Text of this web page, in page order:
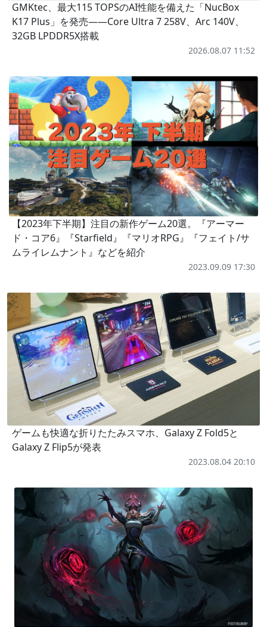
GMKtec、最大115 TOPSのAI性能を備えた「NucBox
K17 Plus」を発売――Core Ultra 7 258V、Arc 140V、
32GB LPDDR5X搭載
2026.08.07 11:52
【2023年下半期】注目の新作ゲーム20選。『アーマー
ド・コア6』『Starfield』『マリオRPG』『フェイト/サ
ムライレムナント』などを紹介
2023.09.09 17:30
ゲームも快適な折りたたみスマホ、Galaxy Z Fold5と
Galaxy Z Flip5が発表
2023.08.04 20:10